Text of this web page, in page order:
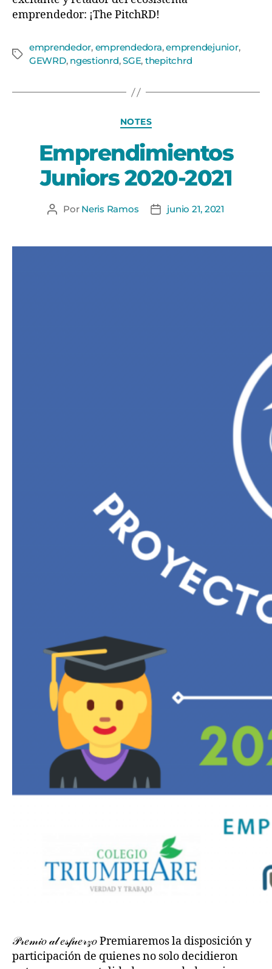
emprendedor: ¡The PitchRD!
emprendedor, emprendedora,emprendejunior,
GEWRD, ngestionrd,SGE, thepitchrd
NOTES
Emprendimientos
Juniors 2020-2021
Por Neris Ramos junio 21, 2021
𝒫𝓇𝑒𝓂𝒾𝑜 𝒶𝓁 𝑒𝓈𝒻𝓊𝑒𝓇𝓏𝑜 Premiaremos la disposición y
participación de quienes no solo decidieron